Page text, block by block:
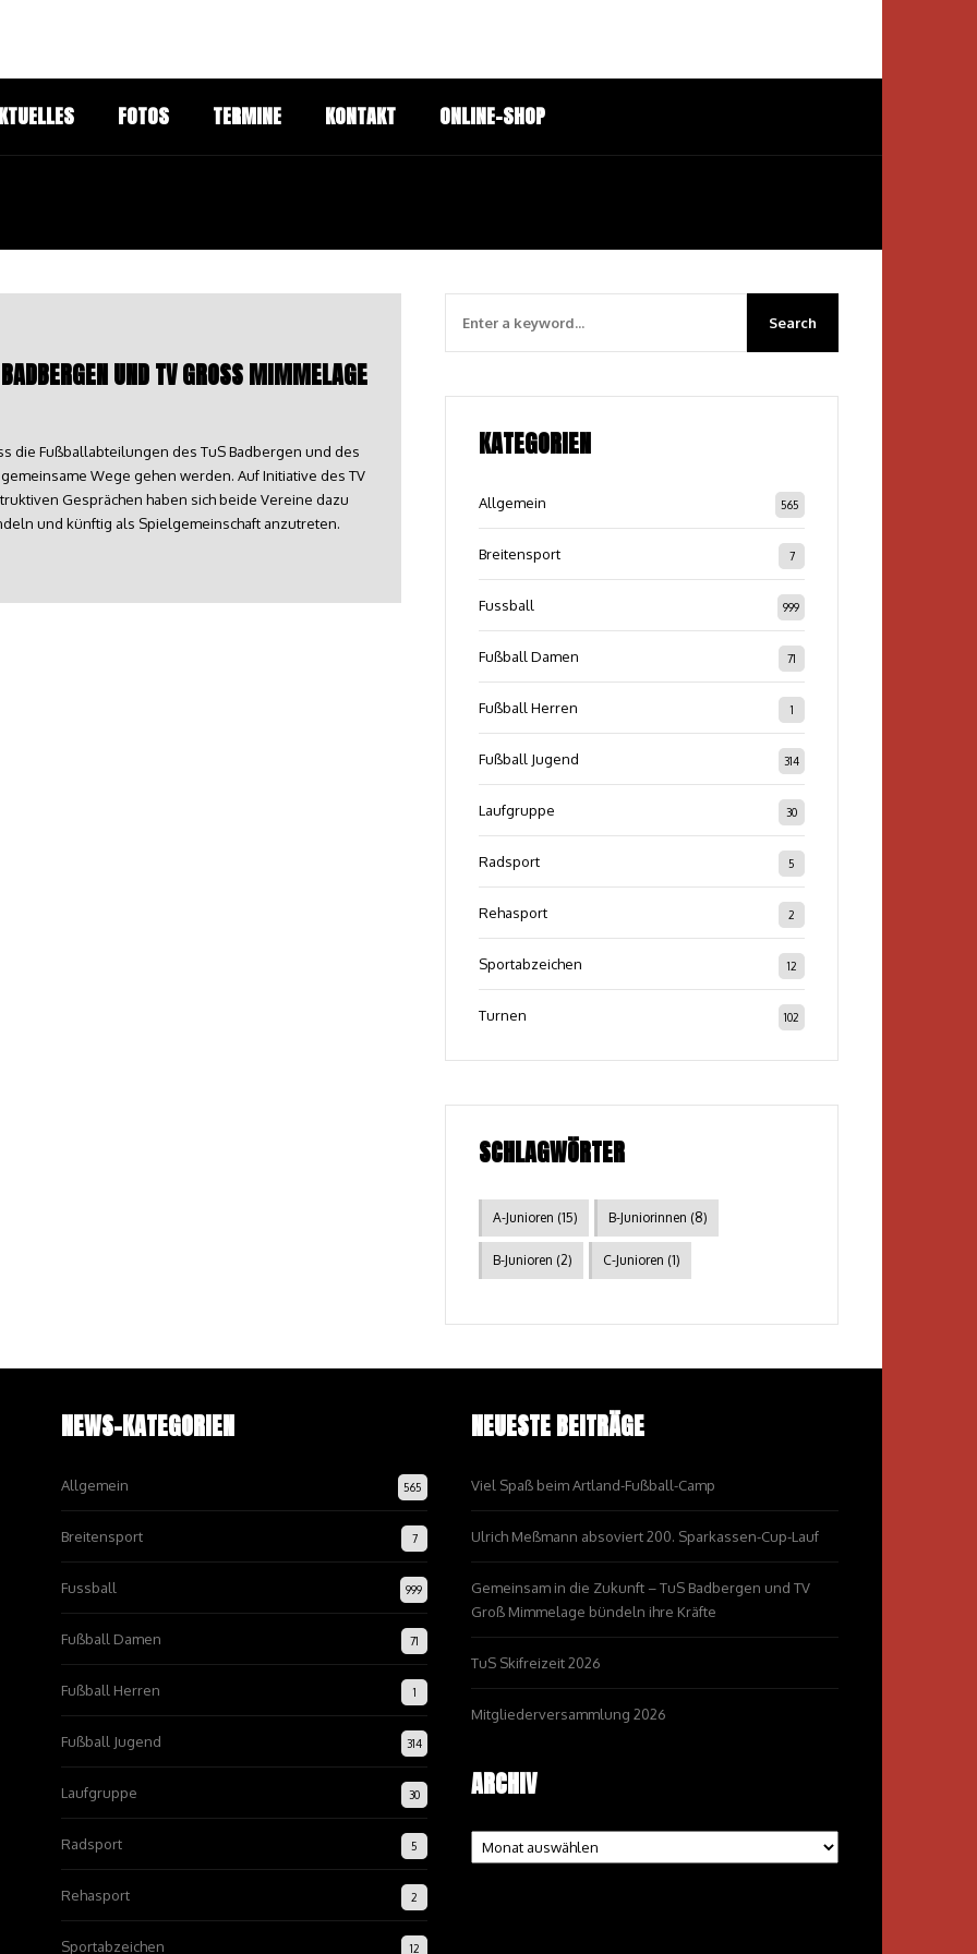
FOTOS TERMINE KONTAKT ONLINE-SHOP
UND TV GROSS MIMMELAGE B
die Fußballabteilungen des TuS Badbergen und des
Wege gehen werden. Auf Initiative des TV
Gesprächen haben sich beide Vereine dazu
und künftig als Spielgemeinschaft anzutreten.
KATEGORIEN
Allgemein 565
Breitensport 7
Fussball 999
Fußball Damen 71
Fußball Herren 1
Fußball Jugend 314
Laufgruppe 30
Radsport 5
Rehasport 2
Sportabzeichen 12
Turnen 102
SCHLAGWÖRTER
A-Junioren (15) B-Juniorinnen (8)
B-Junioren (2) C-Junioren (1)
NEWS-KATEGORIEN
Allgemein 565
Breitensport 7
Fussball 999
Fußball Damen 71
Fußball Herren 1
Fußball Jugend 314
Laufgruppe 30
Radsport 5
Rehasport 2
Sportabzeichen 12
NEUESTE BEITRÄGE
Viel Spaß beim Artland-Fußball-Camp
Ulrich Meßmann absoviert 200. Sparkassen-Cup-Lauf
Gemeinsam in die Zukunft – TuS Badbergen und TV
Groß Mimmelage bündeln ihre Kräfte
TuS Skifreizeit 2026
Mitgliederversammlung 2026
ARCHIV
Archiv